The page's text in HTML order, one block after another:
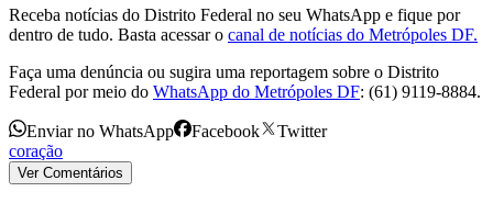
Receba notícias do Distrito Federal no seu WhatsApp e fique por
dentro de tudo. Basta acessar o canal de notícias do Metrópoles DF.
Faça uma denúncia ou sugira uma reportagem sobre o Distrito
Federal por meio do WhatsApp do Metrópoles DF: (61) 9119-8884.
Enviar no WhatsApp Facebook
Twitter
coração
Ver Comentários